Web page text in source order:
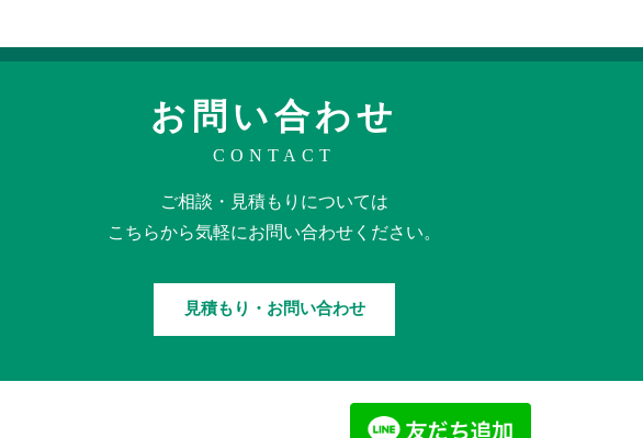
お問い合わせ
CONTACT
ご相談・見積もりについては
こちらから気軽にお問い合わせください。
見積もり・お問い合わせ